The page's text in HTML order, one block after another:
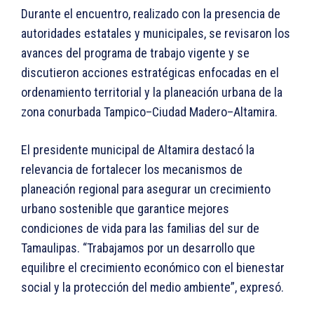
Durante el encuentro, realizado con la presencia de
autoridades estatales y municipales, se revisaron los
avances del programa de trabajo vigente y se
discutieron acciones estratégicas enfocadas en el
ordenamiento territorial y la planeación urbana de la
zona conurbada Tampico–Ciudad Madero–Altamira.
El presidente municipal de Altamira destacó la
relevancia de fortalecer los mecanismos de
planeación regional para asegurar un crecimiento
urbano sostenible que garantice mejores
condiciones de vida para las familias del sur de
Tamaulipas. “Trabajamos por un desarrollo que
equilibre el crecimiento económico con el bienestar
social y la protección del medio ambiente”, expresó.